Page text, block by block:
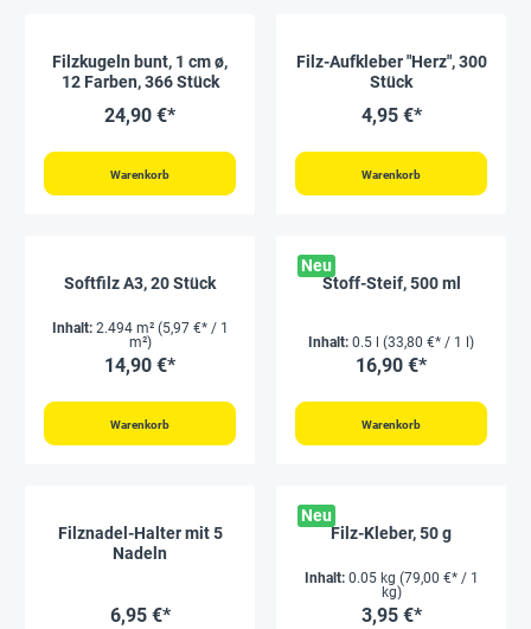
Filzkugeln bunt, 1 cm ø,
12 Farben, 366 Stück
24,90 €*
Warenkorb
Filz-Aufkleber "Herz", 300
Stück
4,95 €*
Warenkorb
Softfilz A3, 20 Stück
Inhalt: 2.494 m² (5,97 €* / 1
m²)
14,90 €*
Warenkorb
Neu
Stoff-Steif, 500 ml
Inhalt: 0.5 l (33,80 €* / 1 l)
16,90 €*
Warenkorb
Filznadel-Halter mit 5
Nadeln
6,95 €*
Neu
Filz-Kleber, 50 g
Inhalt: 0.05 kg (79,00 €* / 1
kg)
3,95 €*